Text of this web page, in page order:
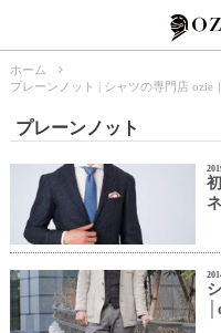
ホーム
プレーンノット | シャツの専門店 ozie
プレーンノット